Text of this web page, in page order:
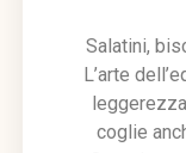
Salatini,
L’arte
coglie